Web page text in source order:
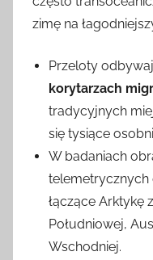
zimę na
Przeloty
korytarzach
tradycyjnych
się tysiące
W badaniach
łączące Arktykę
Południowej,
Wschodniej.